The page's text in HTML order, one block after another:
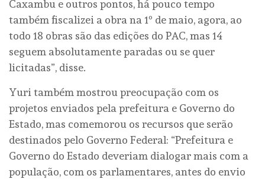
Caxambu e outros pontos, há pouco tempo
também fiscalizei a obra na 1º de maio, agora, ao
todo 18 obras são das edições do PAC, mas 14
seguem absolutamente paradas ou se quer
licitadas”, disse.
Yuri também mostrou preocupação com os
projetos enviados pela prefeitura e Governo do
Estado, mas comemorou os recursos que serão
destinados pelo Governo Federal: “Prefeitura e
Governo do Estado deveriam dialogar mais com a
população, com os parlamentares, antes do envio